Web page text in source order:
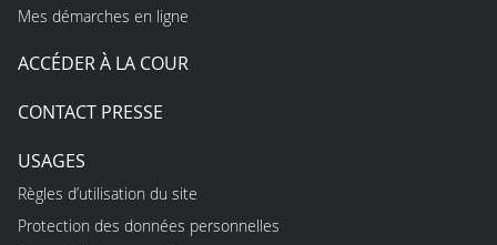
Mes démarches en ligne
ACCÉDER À LA COUR
CONTACT PRESSE
USAGES
Règles d’utilisation du site
Protection des données personnelles